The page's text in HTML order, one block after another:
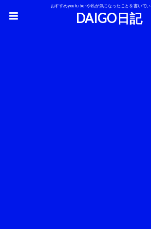
おすすめyoutuberや私が気になったことを書いてい
DAIGO日記